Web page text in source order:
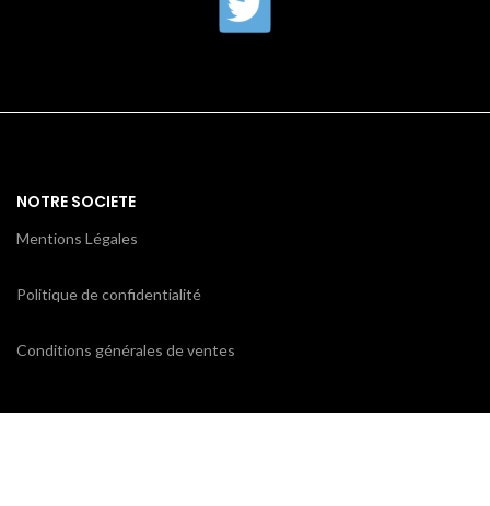
NOTRE SOCIETE
Mentions Légales
Politique de confidentialité
Conditions générales de ventes
CONTACTEZ-NOUS